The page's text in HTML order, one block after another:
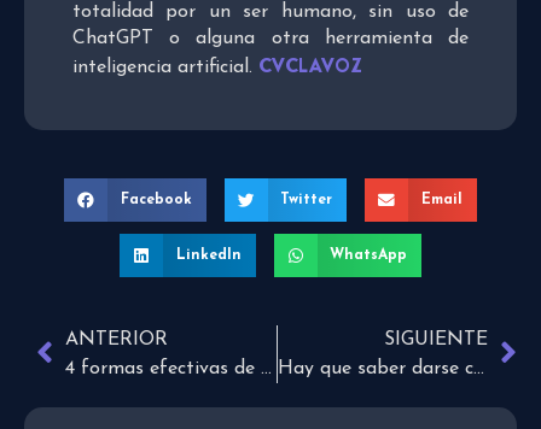
totalidad por un ser humano, sin uso de
ChatGPT o alguna otra herramienta de
inteligencia artificial. CVCLAVOZ
Facebook Twitter Email
LinkedIn WhatsApp
ANTERIOR
4 formas efectivas de dejar un mal hábito
SIGUIENTE
Hay que saber darse cuenta a tiempo